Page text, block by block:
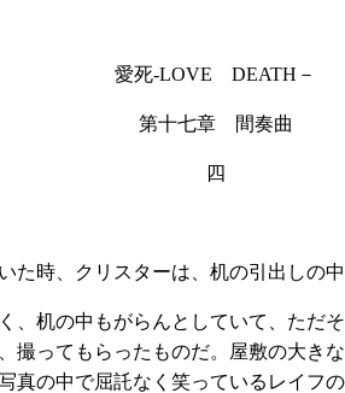
愛死‐LOVE DEATH －
第十七章間奏曲
四
た時、クリスターは、机の引出しの
、机の中もがらんとしていて、ただ
撮ってもらったものだ。屋敷の大き
真の中で屈託なく笑っているレイフ